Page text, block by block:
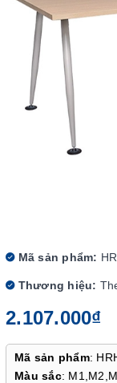
Mã sản phẩm:
Thương hiệu:
2.107.000₫
Mã sản phẩm:
Màu sắc: